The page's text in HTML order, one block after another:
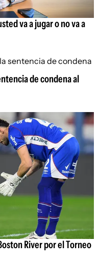
va a jugar o no va a
de condena al
River por el Torneo